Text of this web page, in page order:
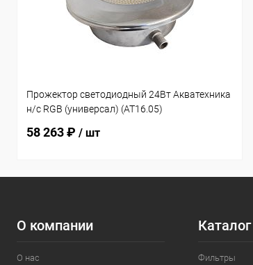
Прожектор cветодиодный 24Вт Акватехника
н/с RGB (универсал) (AT16.05)
58 263 ₽ / шт
О компании
О нас
Каталог
Фильтры